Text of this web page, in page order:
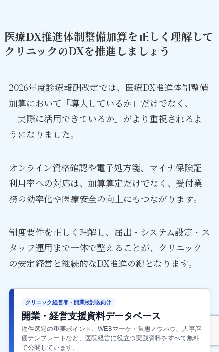
医療DX推進体制整備加算を正しく理解して
クリニックのDXを推進しましょう
2026年度診療報酬改定では、医療DX推進体制整備
加算において「導入しているか」だけでなく、
「実際に活用できているか」がより重視されるよ
うになりました。
オンライン資格確認や電子処方箋、マイナ保険証
利用率への対応は、加算算定だけでなく、受付業
務の効率化や医療安全の向上にもつながります。
制度要件を正しく理解し、届出・システム設定・ス
タッフ運用まで一体で整えることが、クリニック
の安定経営と継続的なDX推進の鍵となります。
クリニック経営者・開業検討医向け
開業・経営支援資料データベース
物件選定の重要ポイント、WEBマーケ・集患ノウハウ、人事評
価テンプレートなど、医院経営に役立つ実践資料をすべて無料
で公開しています。